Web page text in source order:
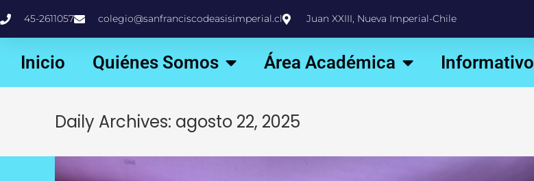
45-2611057 colegio@sanfranciscodeasisimperial.cl Juan XXIII, Nueva Imperial-Chile
Inicio Quiénes Somos Área Académica Informativo
Daily Archives: agosto 22, 2025